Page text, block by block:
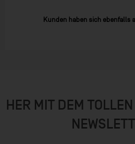
Kunden haben sich ebenfalls
HER MIT DEM